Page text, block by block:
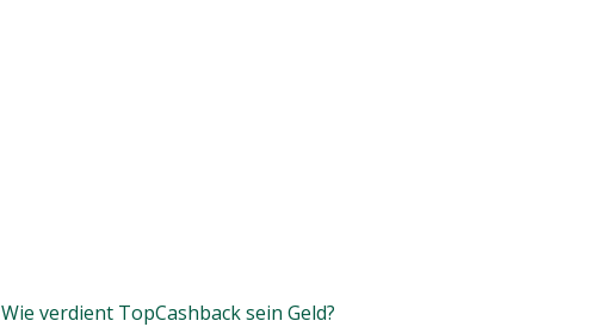
Wie verdient TopCashback sein Geld?